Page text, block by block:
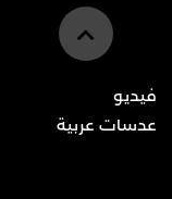
فيديو
عدسات عربية